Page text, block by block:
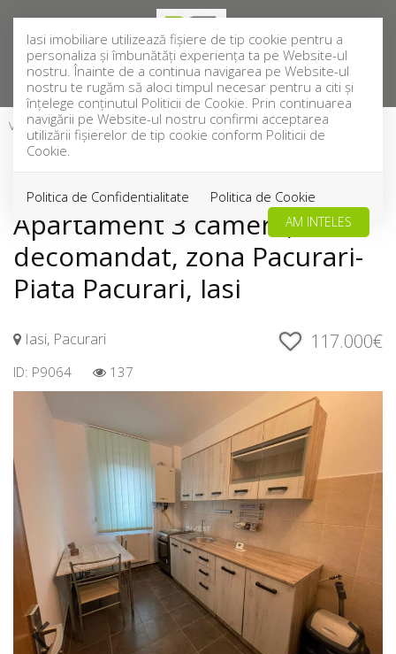
Iasi imobiliare utilizează fişiere de tip cookie pentru a
personaliza și îmbunătăți experiența ta pe Website-ul
nostru. Înainte de a continua navigarea pe Website-ul
nostru te rugăm să aloci timpul necesar pentru a citi și
înțelege conținutul Politicii de Cookie. Prin continuarea
navigării pe Website-ul nostru confirmi acceptarea
utilizării fişierelor de tip cookie conform Politicii de
Cookie.
Politica de Confidentialitate Politica de Cookie
AM INTELES
Vanzare Apartamente Iasi Pacurari
Apartament 3 camere,
decomandat, zona Pacurari-
Piata Pacurari, Iasi
Iasi, Pacurari 117.000€
ID: P9064 137
VANDUT